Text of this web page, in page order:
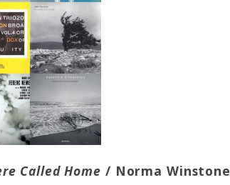
Called Home / Norma Winstone